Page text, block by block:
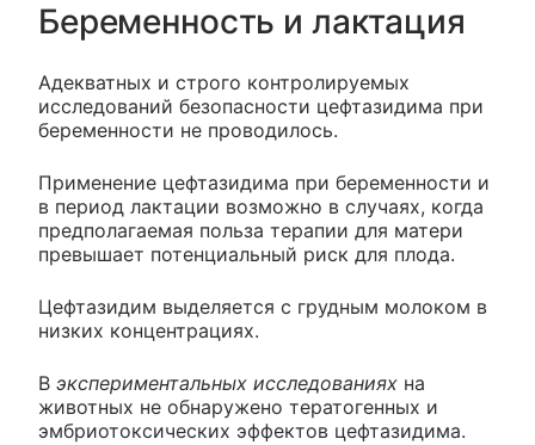
Беременность и лактация
Адекватных и строго контролируемых
исследований безопасности цефтазидима при
беременности не проводилось.
Применение цефтазидима при беременности и
в период лактации возможно в случаях, когда
предполагаемая польза терапии для матери
превышает потенциальный риск для плода.
Цефтазидим выделяется с грудным молоком в
низких концентрациях.
В экспериментальных исследованиях на
животных не обнаружено тератогенных и
эмбриотоксических эффектов цефтазидима.